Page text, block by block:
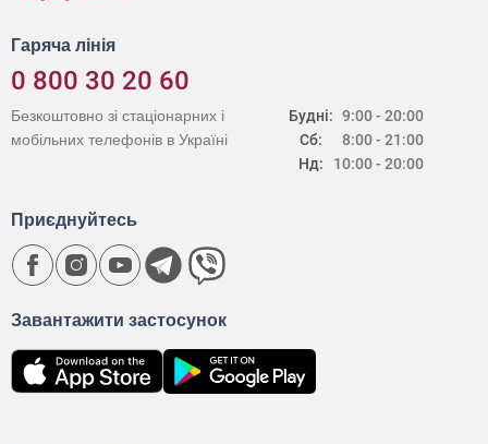
Гаряча лінія
0 800 30 20 60
Будні:
Сб:
Нд:
9:00 - 20:00
8:00 - 21:00
10:00 - 20:00
Безкоштовно зі стаціонарних і
мобільних телефонів в Україні
Завантажити застосунок
Приєднуйтесь